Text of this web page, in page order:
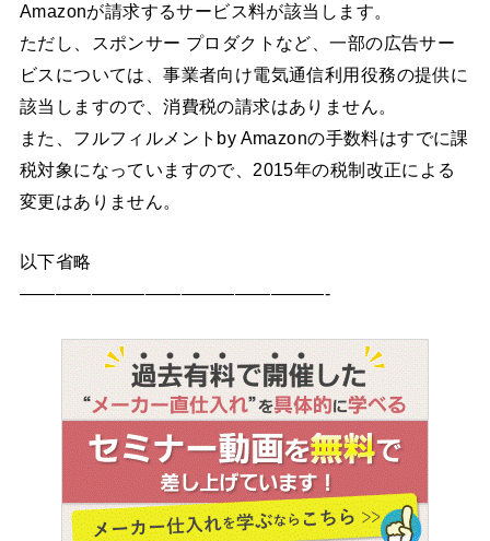
Amazonが請求するサービス料が該当します。
ただし、スポンサー プロダクトなど、一部の広告サー
ビスについては、事業者向け電気通信利用役務の提供に
該当しますので、消費税の請求はありません。
また、フルフィルメントby Amazonの手数料はすでに課
税対象になっていますので、2015年の税制改正による
変更はありません。
以下省略
—————————————————-